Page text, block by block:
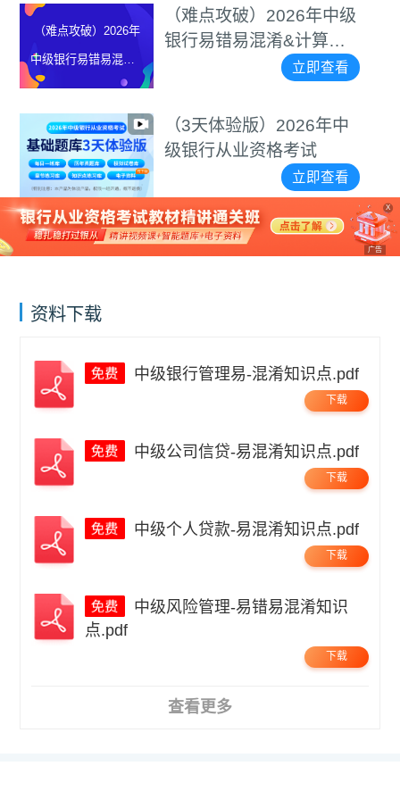
（难点攻破）2026年
中级银行易错易混淆&
计算题等专项突破视
频
（难点攻破）2026年中级
银行易错易混淆&计算题
等专项突破视频
立即查看
（3天体验版）2026年中
级银行从业资格考试
立即查看
X
广告
资料下载
中级银行管理易-混淆知识点.pdf
下载
中级公司信贷-易混淆知识点.pdf
下载
中级个人贷款-易混淆知识点.pdf
下载
点.pdf
下载
查看更多